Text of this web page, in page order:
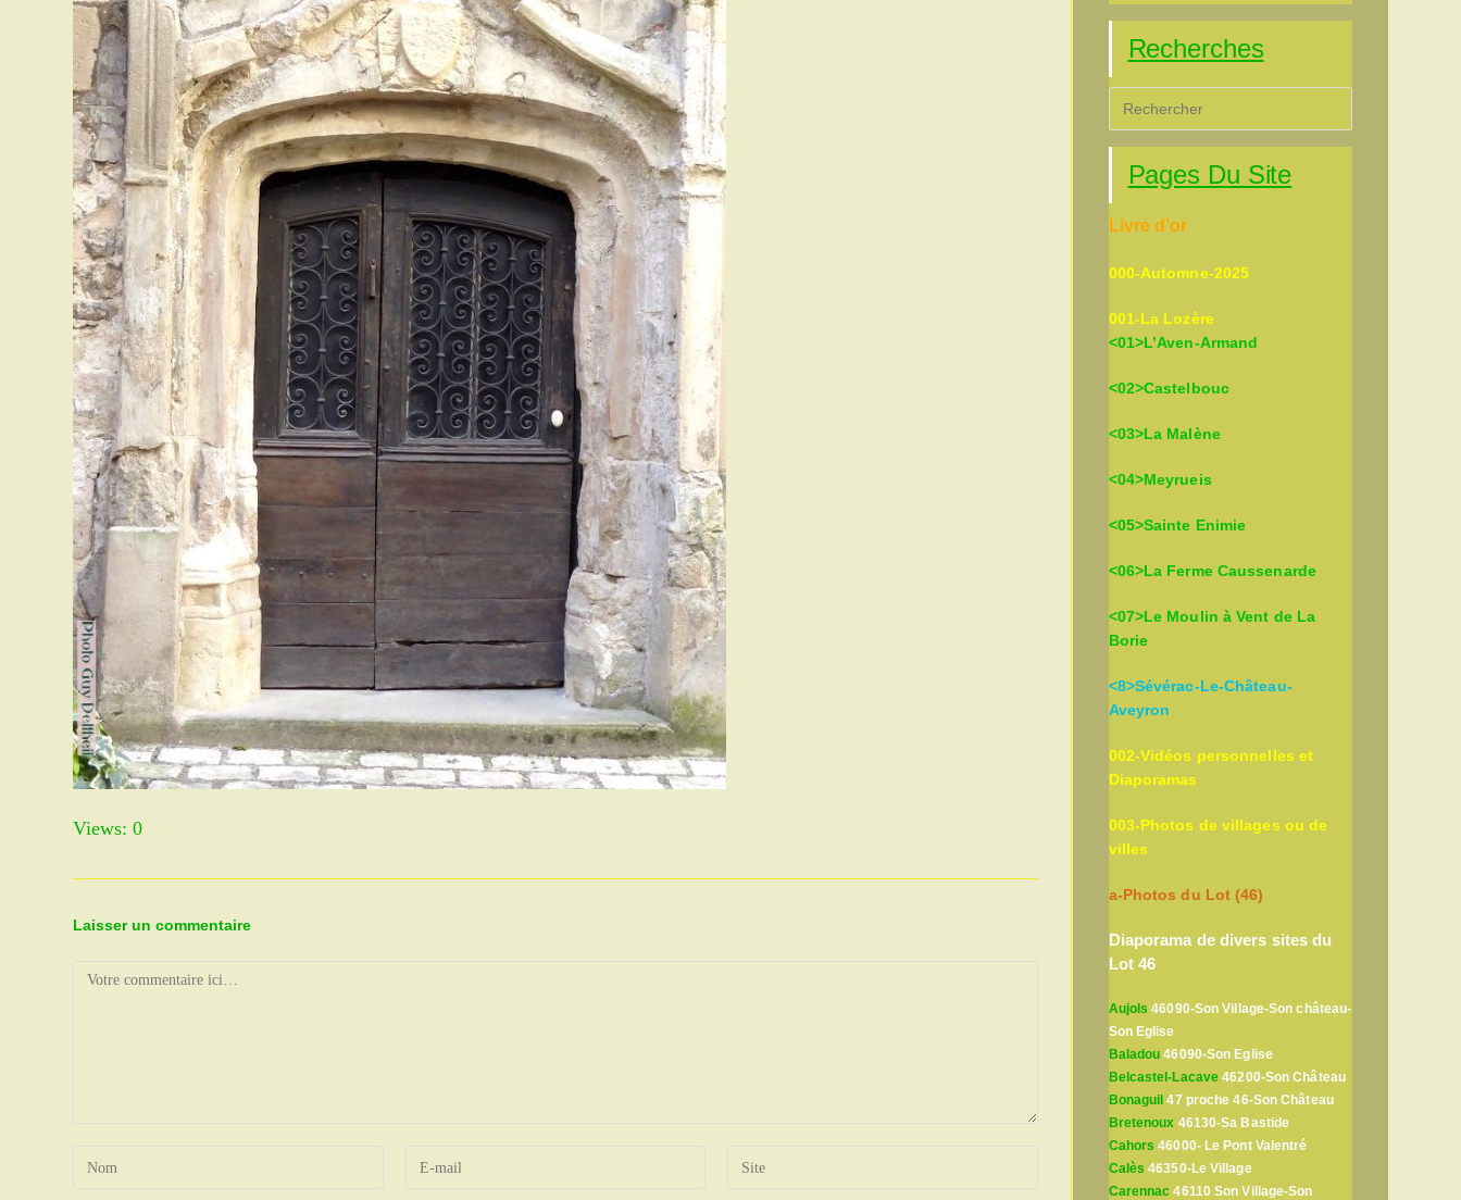
Views: 0
Laisser un commentaire
Comment
Enter
Enter
Saisir
Recherches
Escape
Pages Du Site
Livre d’or
000-Automne-2025
001-La Lozère
<01>L’Aven-Armand
<02>Castelbouc
<03>La Malène
<04>Meyrueis
<05>Sainte Enimie
<06>La Ferme Caussenarde
<07>Le Moulin à Vent de La
Borie
<8>Sévérac-Le-Château-
Aveyron
002-Vidéos personnelles et
Diaporamas
003-Photos de villages ou de
villes
a-Photos du Lot (46)
Diaporama de divers sites du
Lot 46
Aujols 46090-Son Village-Son château-
Son Eglise
Baladou 46090-Son Eglise
Belcastel-Lacave 46200-Son Château
Bonaguil 47 proche 46-Son Château
Bretenoux 46130-Sa Bastide
Cahors 46000- Le Pont Valentré
Calès 46350-Le Village
Carennac 46110 Son Village-Son